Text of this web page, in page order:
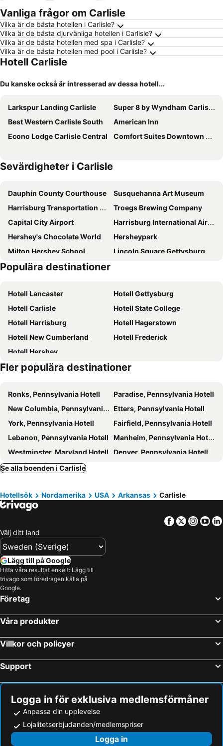
Vanliga frågor om Carlisle
Vilka är de bästa hotellen i Carlisle?
Vilka är de bästa djurvänliga hotellen i Carlisle?
Vilka är de bästa hotellen med spa i Carlisle?
Vilka är de bästa hotellen med pool i Carlisle?
Hotell Carlisle
Du kanske också är intresserad av dessa hotell...
Larkspur Landing Carlisle
Super 8 by Wyndham Carlisle North
Best Western Carlisle South
American Inn
Econo Lodge Carlisle Central
Comfort Suites Downtown Carlisle
Sevärdigheter i Carlisle
Dauphin County Courthouse
Susquehanna Art Museum
Harrisburg Transportation Center - Harrisburg Amtrak
Troegs Brewing Company
Capital City Airport
Harrisburg International Airport
Hershey's Chocolate World
Hersheypark
Milton Hershey School
Lincoln Square Gettysburg
Gettysburg Battlefield Museum & Visitor Center
Populära destinationer
Hotell Lancaster
Hotell Gettysburg
Hotell Carlisle
Hotell State College
Hotell Harrisburg
Hotell Hagerstown
Hotell New Cumberland
Hotell Frederick
Hotell Hershey
Fler populära destinationer
Ronks, Pennsylvania Hotell
Paradise, Pennsylvania Hotell
New Columbia, Pennsylvania Hotell
Etters, Pennsylvania Hotell
York, Pennsylvania Hotell
Fairfield, Pennsylvania Hotell
Lebanon, Pennsylvania Hotell
Manheim, Pennsylvania Hotell
Westminster, Maryland Hotell
Denver, Pennsylvania Hotell
Intercourse, Pennsylvania Hotell
Searcy, Arkansas Hotell
Conway, Arkansas Hotell
North Little Rock, Arkansas Hotell
Bryant, Arkansas Hotell
Benton, Arkansas Hotell
Miami Beach, Florida Hotell
Orlando, Florida Hotell
Los Angeles, Kalifornien Hotell
Fort Lauderdale, Florida Hotell
Se alla boenden i Carlisle
Hotellsök Nordamerika USA Arkansas Carlisle
Facebook
Twitter
Välj ditt land
Lägg till på Google
Hitta våra resultat enkelt: Lägg till
trivago som föredragen källa på
Google.
Företag
Våra produkter
Villkor och policyer
Support
Logga in för exklusiva medlemsförmåner
Anpassa din upplevelse
Lojalitetserbjudanden/medlemspriser
Logga in